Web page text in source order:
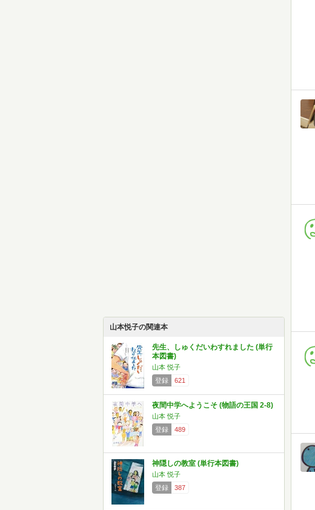
山本悦子の関連本
先生、しゅくだいわすれました (単行
本図書)
山本 悦子
登録
621
夜間中学へようこそ (物語の王国 2-8)
山本 悦子
登録
489
神隠しの教室 (単行本図書)
山本 悦子
登録
387